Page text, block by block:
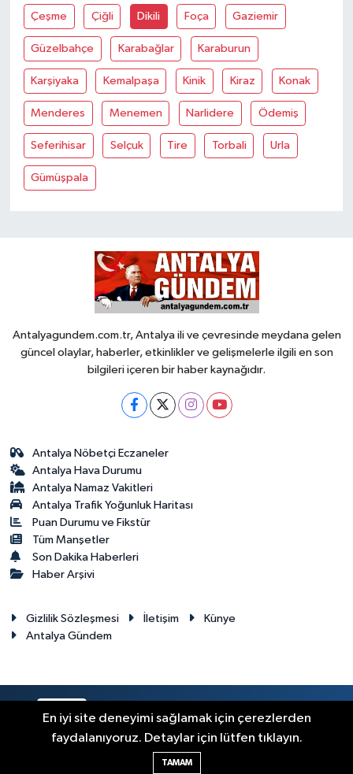
Çeşme Çiğli Dikili Foça Gaziemir
Güzelbahçe Karabağlar Karaburun
Karşiyaka Kemalpaşa Kinik Kiraz Konak
Menderes Menemen Narlidere Ödemiş
Seferihisar Selçuk Tire Torbali Urla
Gümüşpala
Antalyagundem.com.tr, Antalya ili ve çevresinde meydana gelen
güncel olaylar, haberler, etkinlikler ve gelişmelerle ilgili en son
bilgileri içeren bir haber kaynağıdır.
Antalya Nöbetçi Eczaneler
Antalya Hava Durumu
Antalya Namaz Vakitleri
Antalya Trafik Yoğunluk Haritası
Puan Durumu ve Fikstür
Tüm Manşetler
Son Dakika Haberleri
Haber Arşivi
Gizlilik Sözleşmesi İletişim
Künye
Antalya Gündem
RSS Copyright © 2024. Her hakkı saklıdır.
Haber Yazılımı:
En iyi site deneyimi sağlamak için çerezlerden
faydalanıyoruz. Detaylar için lütfen tıklayın.
TAMAM